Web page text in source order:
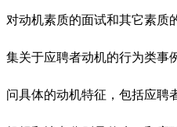
对动机素质的面试和其它素质
集关于应聘者动机的行为类事
问具体的动机特征，包括应聘